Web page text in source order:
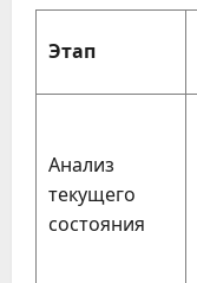
Этап
Анализ
текущего
состояния